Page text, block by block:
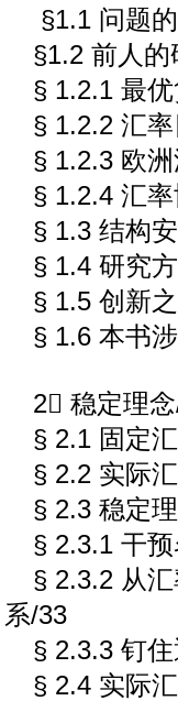
§1.1 问题
§1.2 前人
§ 1.2.1 最
§ 1.2.2 汇
§ 1.2.3 欧
§ 1.2.4 汇
§ 1.3 结构
§ 1.4 研究
§ 1.5 创新
§ 1.6 本书
2 稳定理
§ 2.1 固定
§ 2.2 实际
§ 2.3 稳定
§ 2.3.1 干
§ 2.3.2 从
系/33
§ 2.3.3 钉
§ 2.4 实际